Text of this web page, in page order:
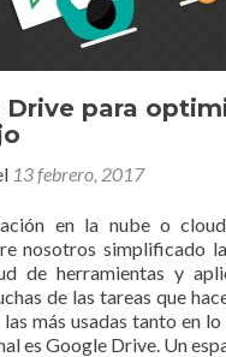
Drive para
13 febrero, 2017
en la nube o
nosotros simplificado
de herramientas y
de las tareas que
las más usadas tanto en
es Google Drive. Un